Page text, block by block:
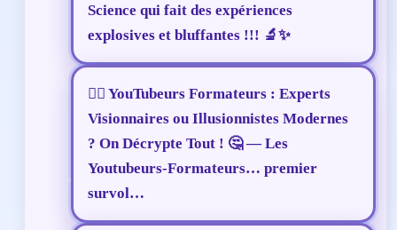
Science qui fait des expériences
explosives et bluffantes !!! 🔬✨
🕵️‍♂️ YouTubeurs Formateurs : Experts
Visionnaires ou Illusionnistes Modernes
? On Décrypte Tout ! 🤔 — Les
Youtubeurs-Formateurs… premier
survol…